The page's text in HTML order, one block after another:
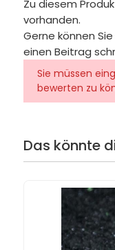
Zu diesem
vorhanden.
Gerne können
einen Beitrag
Sie müssen
bewerten zu
Das könnte